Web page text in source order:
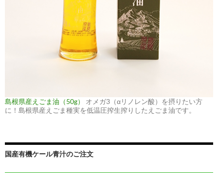
島根県産えごま油（50g）
オメガ3（αリノレン酸）を摂りたい方
に！島根県産えごま種実を低温圧搾生搾りしたえごま油です。
国産有機ケール青汁のご注文